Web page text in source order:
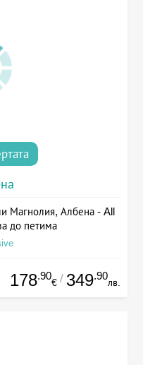
Магнолия, Албена - All
до петима
178.90
€ / 349.90
лв.